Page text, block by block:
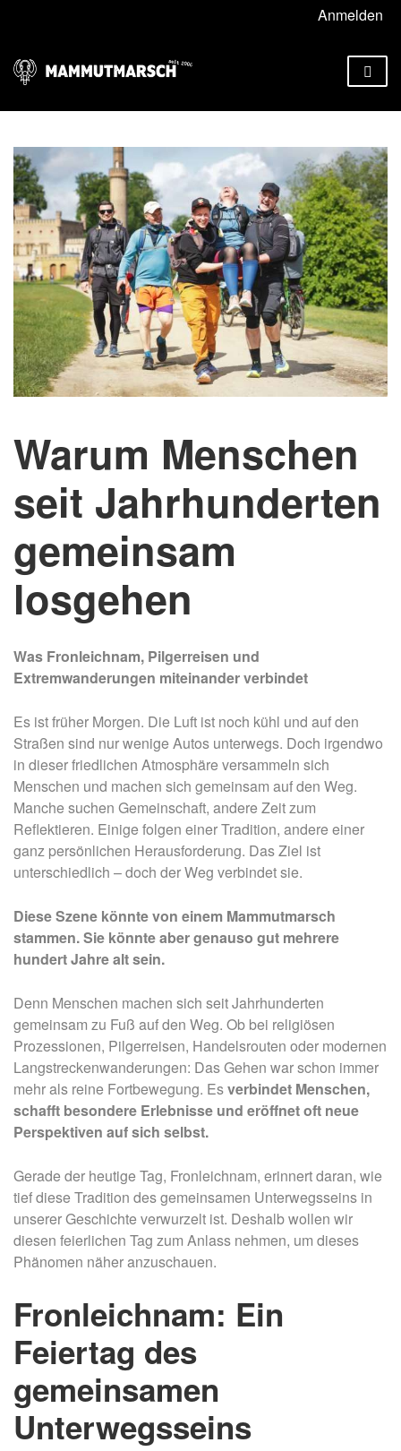
Anmelden
Warum Menschen
seit Jahrhunderten
gemeinsam
losgehen
Was Fronleichnam, Pilgerreisen und
Extremwanderungen miteinander verbindet
Es ist früher Morgen. Die Luft ist noch kühl und auf den
Straßen sind nur wenige Autos unterwegs. Doch irgendwo
in dieser friedlichen Atmosphäre versammeln sich
Menschen und machen sich gemeinsam auf den Weg.
Manche suchen Gemeinschaft, andere Zeit zum
Reflektieren. Einige folgen einer Tradition, andere einer
ganz persönlichen Herausforderung. Das Ziel ist
unterschiedlich – doch der Weg verbindet sie.
Diese Szene könnte von einem Mammutmarsch
stammen. Sie könnte aber genauso gut mehrere
hundert Jahre alt sein.
Denn Menschen machen sich seit Jahrhunderten
gemeinsam zu Fuß auf den Weg. Ob bei religiösen
Prozessionen, Pilgerreisen, Handelsrouten oder modernen
Langstreckenwanderungen: Das Gehen war schon immer
mehr als reine Fortbewegung. Esverbindet Menschen,
schafft besondere Erlebnisse und eröffnet oft neue
Perspektiven auf sich selbst.
Gerade der heutige Tag, Fronleichnam, erinnert daran, wie
tief diese Tradition des gemeinsamen Unterwegsseins in
unserer Geschichte verwurzelt ist. Deshalb wollen wir
diesen feierlichen Tag zum Anlass nehmen, um dieses
Phänomen näher anzuschauen.
Fronleichnam: Ein
Feiertag des
gemeinsamen
Unterwegsseins